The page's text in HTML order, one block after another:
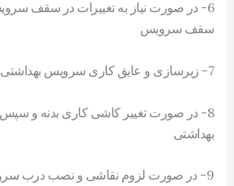
6- در صورت نیاز به تغییرات در سقف
سقف سرویس
7- زیرسازی و عایق کاری سرویس بهداشتی
8- در صورت تغییر کاشی کاری بدنه و
بهداشتی
9- در صورت لزوم نقاشی و نصب درب سرویس بهداشتی